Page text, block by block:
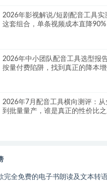
2026年影视解说/短剧配音工具实
这套组合，单条视频成本直降90%
2026年中小团队配音工具选型报
按量付费陷阱，找到真正的降本
2026年7月配音工具横向测评：从
到批量量产，谁是真正的性价比之
完全免费的电子书朗读及文本转